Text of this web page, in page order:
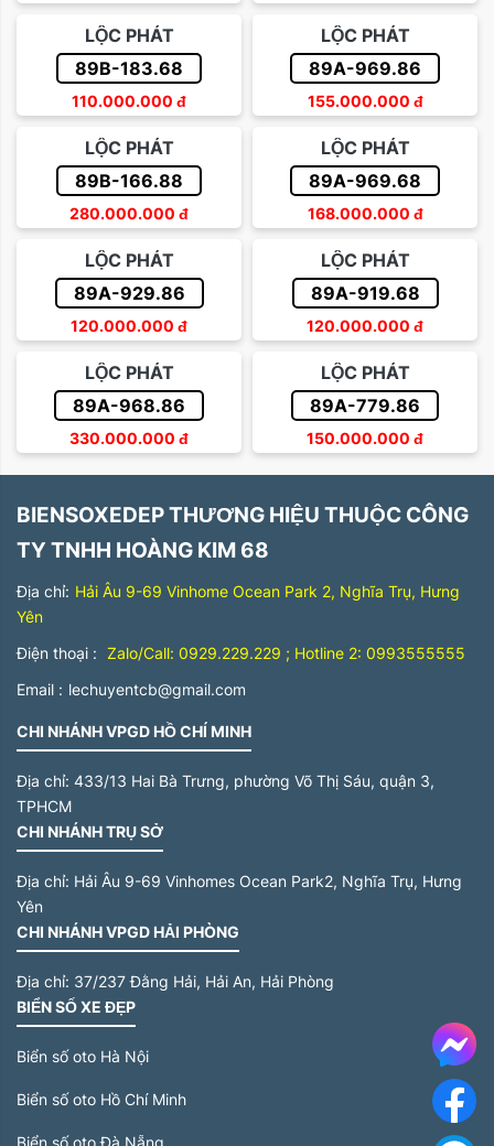
LỘC PHÁT
89B-183.68
110.000.000 đ
LỘC PHÁT
89A-969.86
155.000.000 đ
LỘC PHÁT
89B-166.88
280.000.000 đ
LỘC PHÁT
89A-969.68
168.000.000 đ
LỘC PHÁT
89A-929.86
120.000.000 đ
LỘC PHÁT
89A-919.68
120.000.000 đ
LỘC PHÁT
89A-968.86
330.000.000 đ
LỘC PHÁT
89A-779.86
150.000.000 đ
BIENSOXEDEP THƯƠNG HIỆU THUỘC CÔNG
TY TNHH HOÀNG KIM 68
Địa chỉ: Hải Âu 9-69 Vinhome Ocean Park 2, Nghĩa Trụ, Hưng
Yên
Điện thoại : Zalo/Call: 0929.229.229 ; Hotline 2: 0993555555
Email : lechuyentcb@gmail.com
CHI NHÁNH VPGD HỒ CHÍ MINH
Địa chỉ: 433/13 Hai Bà Trưng, phường Võ Thị Sáu, quận 3,
TPHCM
CHI NHÁNH TRỤ SỞ
Địa chỉ: Hải Âu 9-69 Vinhomes Ocean Park2, Nghĩa Trụ, Hưng
Yên
CHI NHÁNH VPGD HẢI PHÒNG
Địa chỉ: 37/237 Đằng Hải, Hải An, Hải Phòng
BIỂN SỐ XE ĐẸP
Biển số oto Hà Nội
Biển số oto Hồ Chí Minh
Biển số oto Đà Nẵng